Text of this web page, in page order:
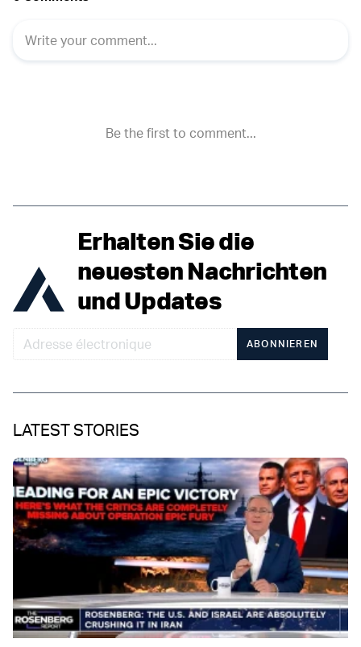
Erhalten Sie die
neuesten Nachrichten
und Updates
ABONNIEREN
LATEST STORIES